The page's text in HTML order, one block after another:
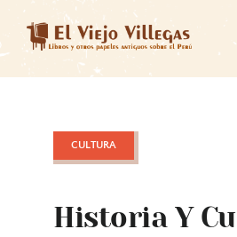
content
CULTURA
Historia Y